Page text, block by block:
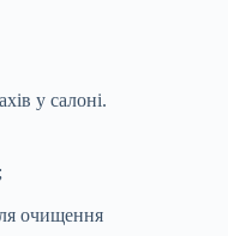
у салоні.
очищення